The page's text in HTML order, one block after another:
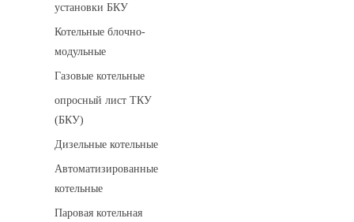
установки БКУ
Котельные блочно-
модульные
Газовые котельные
опросный лист ТКУ
(БКУ)
Дизельные котельные
Автоматизированные
котельные
Паровая котельная